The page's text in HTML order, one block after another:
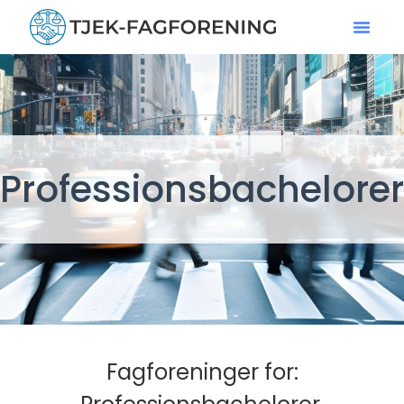
Professionsbachelorer
Fagforeninger for: